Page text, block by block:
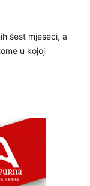
šest mjeseci, a
u kojoj